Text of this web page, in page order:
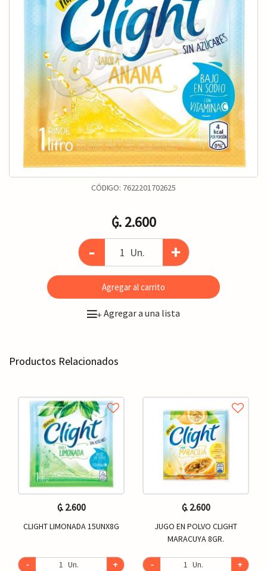
CÓDIGO: 7622201702625
₲. 2.600
- Un. +
Agregar al carrito
+Agregar a una lista
Productos Relacionados
₲. 2.600
CLIGHT LIMONADA 15UNX8G
- Un. +
₲. 2.600
JUGO EN POLVO CLIGHT
MARACUYA 8GR.
- Un. +